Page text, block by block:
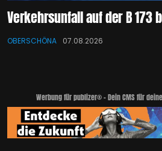
Verkehrsunfall auf der B 173
OBERSCHÖNA 07.08.2026
Werbung für publizer® - Dein CMS für